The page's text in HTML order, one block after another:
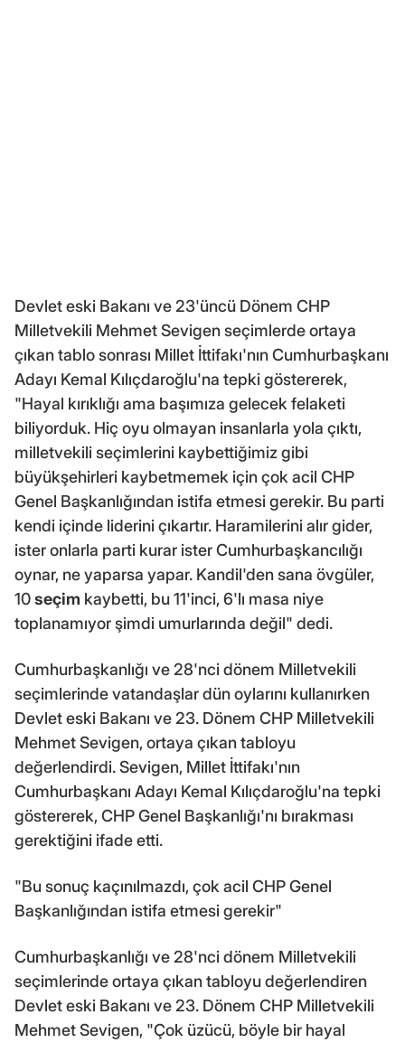
Devlet eski Bakanı ve 23'üncü Dönem CHP
Milletvekili Mehmet Sevigen seçimlerde ortaya
çıkan tablo sonrası Millet İttifakı'nın Cumhurbaşkanı
Adayı Kemal Kılıçdaroğlu'na tepki göstererek,
"Hayal kırıklığı ama başımıza gelecek felaketi
biliyorduk. Hiç oyu olmayan insanlarla yola çıktı,
milletvekili seçimlerini kaybettiğimiz gibi
büyükşehirleri kaybetmemek için çok acil CHP
Genel Başkanlığından istifa etmesi gerekir. Bu parti
kendi içinde liderini çıkartır. Haramilerini alır gider,
ister onlarla parti kurar ister Cumhurbaşkancılığı
oynar, ne yaparsa yapar. Kandil'den sana övgüler,
10seçim kaybetti, bu 11'inci, 6'lı masa niye
toplanamıyor şimdi umurlarında değil" dedi.
Cumhurbaşkanlığı ve 28'nci dönem Milletvekili
seçimlerinde vatandaşlar dün oylarını kullanırken
Devlet eski Bakanı ve 23. Dönem CHP Milletvekili
Mehmet Sevigen, ortaya çıkan tabloyu
değerlendirdi. Sevigen, Millet İttifakı'nın
Cumhurbaşkanı Adayı Kemal Kılıçdaroğlu'na tepki
göstererek, CHP Genel Başkanlığı'nı bırakması
gerektiğini ifade etti.
"Bu sonuç kaçınılmazdı, çok acil CHP Genel
Başkanlığından istifa etmesi gerekir"
Cumhurbaşkanlığı ve 28'nci dönem Milletvekili
seçimlerinde ortaya çıkan tabloyu değerlendiren
Devlet eski Bakanı ve 23. Dönem CHP Milletvekili
Mehmet Sevigen, "Çok üzücü, böyle bir hayal